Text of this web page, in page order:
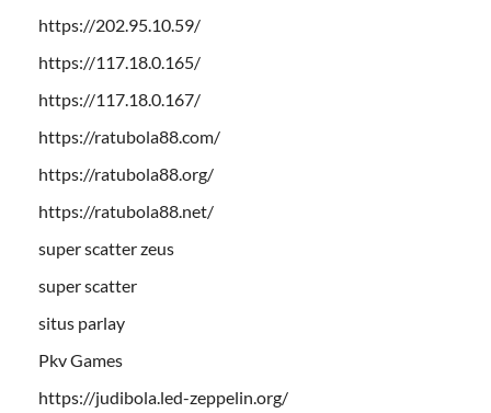
https://202.95.10.59/
https://117.18.0.165/
https://117.18.0.167/
https://ratubola88.com/
https://ratubola88.org/
https://ratubola88.net/
super scatter zeus
super scatter
situs parlay
Pkv Games
https://judibola.led-zeppelin.org/